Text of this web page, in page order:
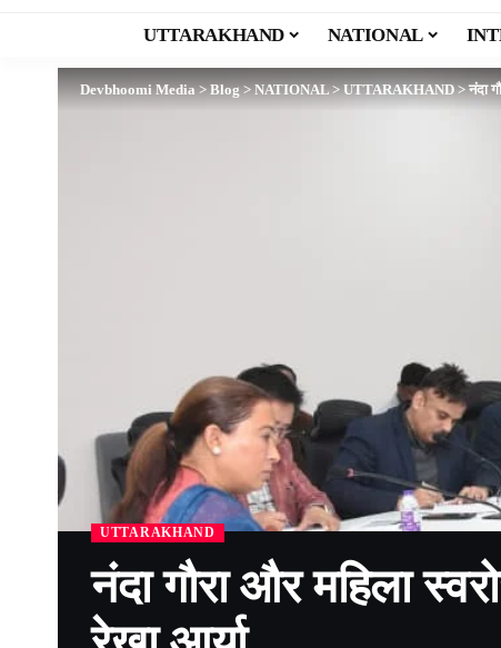
UTTARAKHAND NATIONAL
Devbhoomi Media>Blog>NATIONAL>UTTARAKHAND>नंदा
UTTARAKHAND
नंदा गौरा और महिला